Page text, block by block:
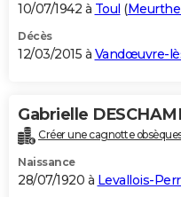
10/07/1942 à Toul (
Décès
12/03/2015 à Vandœuvre-
Gabrielle
Créer une cagnotte
Naissance
28/07/1920 à Levallois-